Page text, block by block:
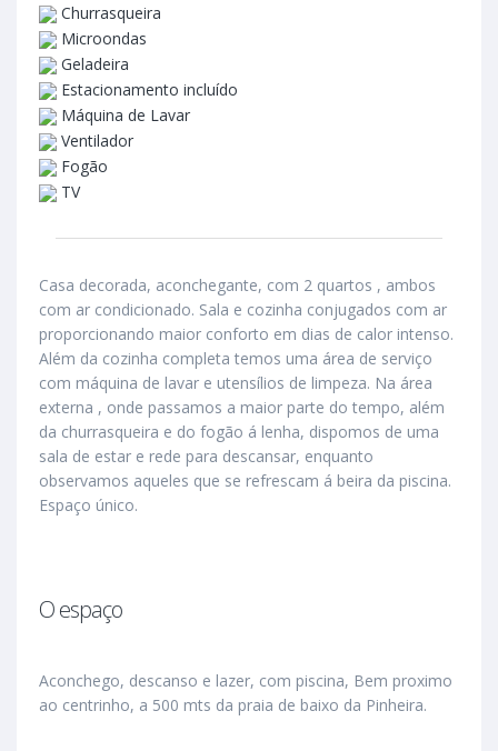
Churrasqueira
Microondas
Geladeira
Estacionamento incluído
Máquina de Lavar
Ventilador
Fogão
TV
Casa decorada, aconchegante, com 2 quartos , ambos
com ar condicionado. Sala e cozinha conjugados com ar
proporcionando maior conforto em dias de calor intenso.
Além da cozinha completa temos uma área de serviço
com máquina de lavar e utensílios de limpeza. Na área
externa , onde passamos a maior parte do tempo, além
da churrasqueira e do fogão á lenha, dispomos de uma
sala de estar e rede para descansar, enquanto
observamos aqueles que se refrescam á beira da piscina.
Espaço único.
O espaço
Aconchego, descanso e lazer, com piscina, Bem proximo
ao centrinho, a 500 mts da praia de baixo da Pinheira.